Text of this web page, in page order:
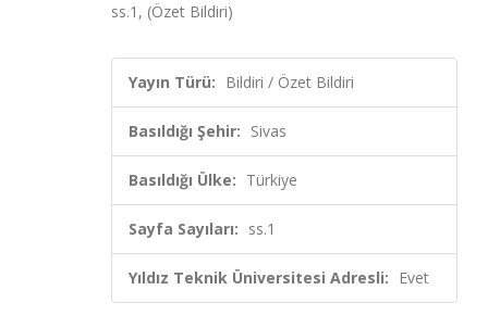
ss.1, (Özet Bildiri)
Yayın Türü: Bildiri / Özet Bildiri
Basıldığı Şehir: Sivas
Basıldığı Ülke: Türkiye
Sayfa Sayıları: ss.1
Yıldız Teknik Üniversitesi Adresli: Evet